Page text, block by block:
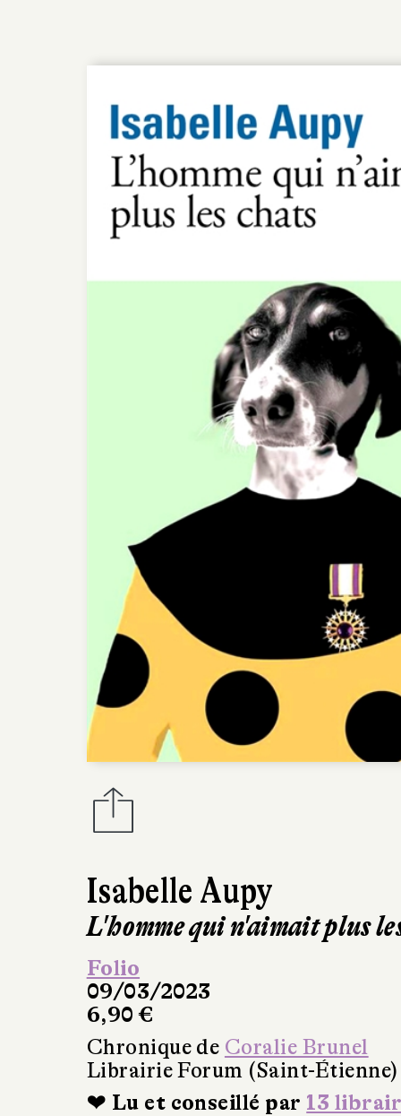
Isabelle Aupy
L'homme qui n'aimait plus
Folio
09/03/2023
6,90 €
Chronique de Coralie Brunel
Librairie Forum (Saint-Étienne)
❤ Lu et conseillé par 13